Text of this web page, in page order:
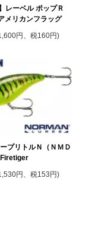
レーベル ポップＲ
メリカンフラッグ
円、税160円)
プリトルＮ（ＮＭＤ
Firetiger
円、税153円)